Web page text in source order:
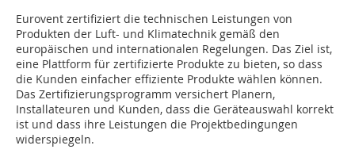
Eurovent zertifiziert die technischen Leistungen von
Produkten der Luft- und Klimatechnik gemäß den
europäischen und internationalen Regelungen. Das Ziel ist,
eine Plattform für zertifizierte Produkte zu bieten, so dass
die Kunden einfacher effiziente Produkte wählen können.
Das Zertifizierungsprogramm versichert Planern,
Installateuren und Kunden, dass die Geräteauswahl korrekt
ist und dass ihre Leistungen die Projektbedingungen
widerspiegeln.